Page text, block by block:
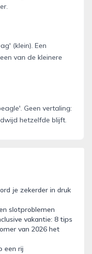
(klein). Een
van de kleinere
Geen vertaling:
hetzelfde blijft.
je zekerder in druk
slotproblemen
vakantie: 8 tips
van 2026 het
een rij